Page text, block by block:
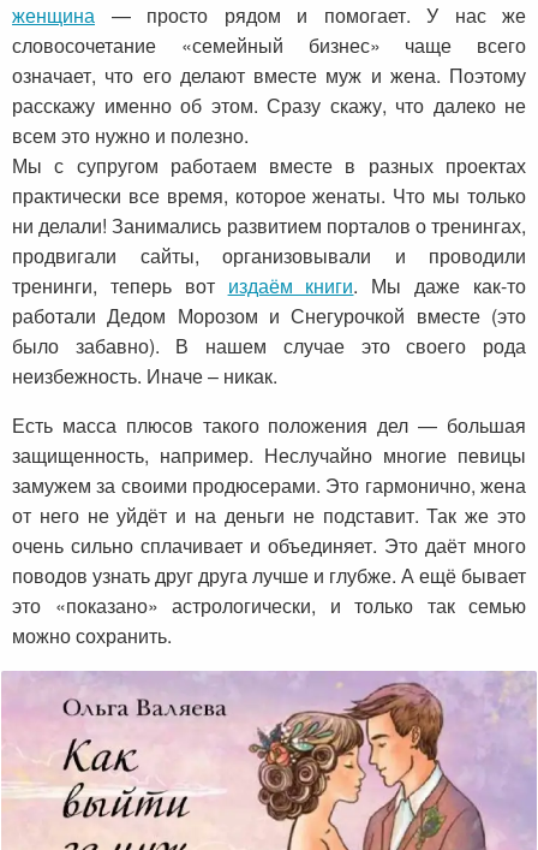
женщина — просто рядом и помогает. У нас же
словосочетание «семейный бизнес» чаще всего
означает, что его делают вместе муж и жена. Поэтому
расскажу именно об этом. Сразу скажу, что далеко не
всем это нужно и полезно.
Мы с супругом работаем вместе в разных проектах
практически все время, которое женаты. Что мы только
ни делали! Занимались развитием порталов о тренингах,
продвигали сайты, организовывали и проводили
тренинги, теперь вот издаём книги. Мы даже как-то
работали Дедом Морозом и Снегурочкой вместе (это
было забавно). В нашем случае это своего рода
неизбежность. Иначе – никак.
Есть масса плюсов такого положения дел — большая
защищенность, например. Неслучайно многие певицы
замужем за своими продюсерами. Это гармонично, жена
от него не уйдёт и на деньги не подставит. Так же это
очень сильно сплачивает и объединяет. Это даёт много
поводов узнать друг друга лучше и глубже. А ещё бывает
это «показано» астрологически, и только так семью
можно сохранить.